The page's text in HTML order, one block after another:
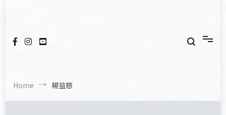
Home 楊益慈